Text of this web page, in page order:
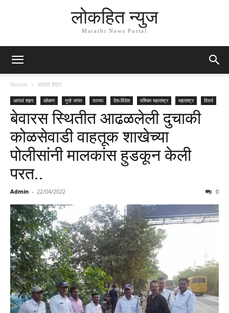
लोकहित न्युज
Marathi News Portal
Home आपलं शहर
आपलं शहर कोकण गुन्हे जगत ताज्या देश-विदेश पश्चिम महाराष्ट्र महाराष्ट्र विदर्भ
बेवारस स्थितीत आढळलेली दुचाकी
कोळसेवाडी वाहतूक शाखेच्या
पोलीसांनी मालकांस हुडकून केली
परत..
Admin - 22/04/2022 0